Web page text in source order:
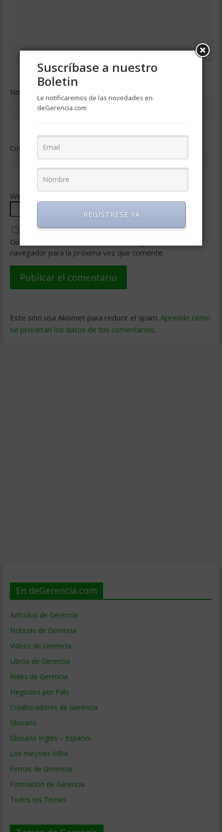
Nombre
Correo electrónico
Web
Guarda mi nombre, correo electrónico y web en este
navegador para la próxima vez que comente.
Este sitio usa Akismet para reducir el spam. Aprende cómo
se procesan los datos de tus comentarios.
En deGerencia.com
Artículos de Gerencia
Noticias de Gerencia
Videos de Gerencia
Libros de Gerencia
Webs de Gerencia
Negocios por País
Colaboradores de Gerencia
Glosario
Glosario Inglés – Español
Los mejores MBA
Firmas de Gerencia
Formación de Gerencia
Todos los Temas
Suscríbase a nuestro
Boletin
Le notificaremos de las novedades en
deGerencia.com
REGISTRESE YA